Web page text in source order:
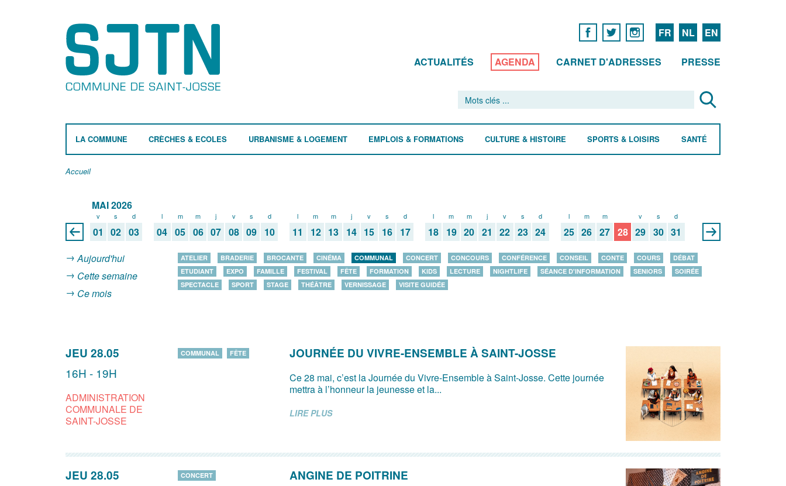
FR NL EN
ACTUALITÉS AGENDA CARNET D'ADRESSES PRESSE
LA COMMUNE CRÈCHES & ECOLES URBANISME & LOGEMENT EMPLOIS & FORMATIONS CULTURE & HISTOIRE SPORTS & LOISIRS SANTÉ
Accueil
MAI 2026
v
01
s
02
d
03
l
04
m
05
m
06
j
07
v
08
s
09
d
10
l
11
m
12
m
13
j
14
v
15
s
16
d
17
l
18
m
19
m
20
j
21
v
22
s
23
d
24
l
25
m
26
m
27 28
v
29
s
30
d
31
Aujourd'hui
Cette semaine
Ce mois
ATELIER BRADERIE BROCANTE CINÉMA COMMUNAL CONCERT CONCOURS CONFÉRENCE CONSEIL CONTE COURS
DÉBAT
ETUDIANT
EXPO FAMILLE FESTIVAL FÊTE FORMATION KIDS LECTURE NIGHTLIFE SÉANCE D'INFORMATION SENIORS
SOIRÉE
SPECTACLE
SPORT STAGE THÉÂTRE VERNISSAGE VISITE GUIDÉE
JEU 28.05
16H - 19H
ADMINISTRATION
COMMUNALE DE
SAINT-JOSSE
COMMUNAL FÊTE JOURNÉE DU VIVRE-ENSEMBLE À SAINT-JOSSE
Ce 28 mai, c’est la Journée du Vivre-Ensemble à Saint-Josse. Cette journée
mettra à l’honneur la jeunesse et la...
LIRE PLUS
JEU 28.05
CONCERT ANGINE DE POITRINE